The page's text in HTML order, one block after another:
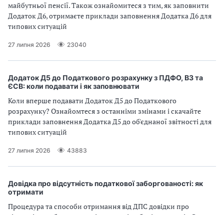
майбутньої пенсії. Також ознайомитеся з тим, як заповнити
Додаток Д6, отримаєте приклади заповнення Додатка Д6 для
типових ситуацій
27 липня 2026 23040
Додаток Д5 до Податкового розрахунку з ПДФО, ВЗ та
ЄСВ: коли подавати і як заповнювати
Коли вперше подавати Додаток Д5 до Податкового
розрахунку? Ознайомтеся з останніми змінами і скачайте
приклади заповнення Додатка Д5 до об'єднаної звітності для
типових ситуацій
27 липня 2026 43883
Довідка про відсутність податкової заборгованості: як
отримати
Процедура та способи отримання від ДПС довідки про